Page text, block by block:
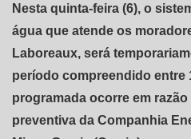
Nesta quinta-feira (6), o
água que atende os
Laboreaux, será
período compreendido entre
programada ocorre em
preventiva da Companhia